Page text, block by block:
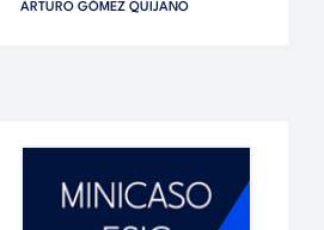
ARTURO GÓMEZ QUIJANO